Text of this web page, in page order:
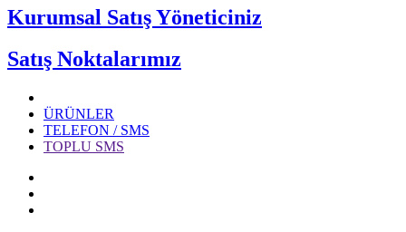
Kurumsal Satış Yöneticiniz
Satış Noktalarımız
ÜRÜNLER
TELEFON / SMS
TOPLU SMS